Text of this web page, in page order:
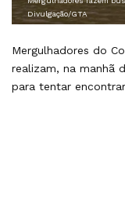
Divulgação/GTA
Mergulhadores do
realizam, na manhã
para tentar